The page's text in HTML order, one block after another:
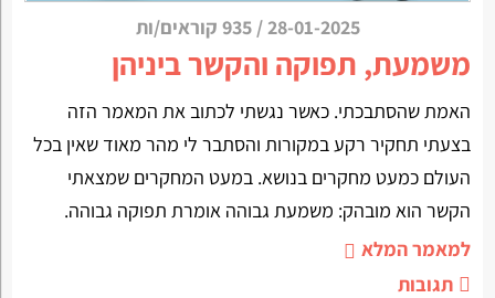
28-01-2025
/935 קוראים/ות
משמעת, תפוקה והקשר ביניהן
האמת שהסתבכתי. כאשר נגשתי לכתוב את המאמר הזה
בצעתי תחקיר רקע במקורות והסתבר לי מהר מאוד שאין בכל
העולם כמעט מחקרים בנושא. במעט המחקרים שמצאתי
הקשר הוא מובהק: משמעת גבוהה אומרת תפוקה גבוהה.
למאמר המלא
תגובות